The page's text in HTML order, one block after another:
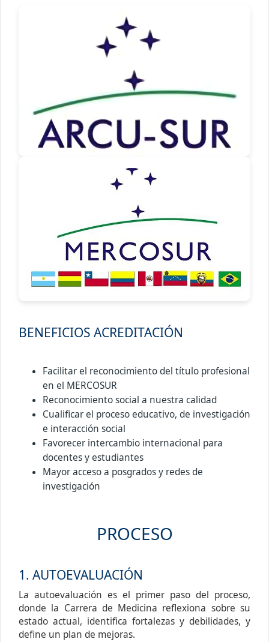
BENEFICIOS ACREDITACIÓN
Facilitar el reconocimiento del título profesional
en el MERCOSUR
Reconocimiento social a nuestra calidad
Cualificar el proceso educativo, de investigación
e interacción social
Favorecer intercambio internacional para
docentes y estudiantes
Mayor acceso a posgrados y redes de
investigación
PROCESO
1. AUTOEVALUACIÓN
La autoevaluación es el primer paso del proceso,
donde la Carrera de Medicina reflexiona sobre su
estado actual, identifica fortalezas y debilidades, y
define un plan de mejoras.